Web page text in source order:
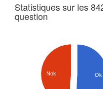
Statistiques sur les
question
Nok Ok